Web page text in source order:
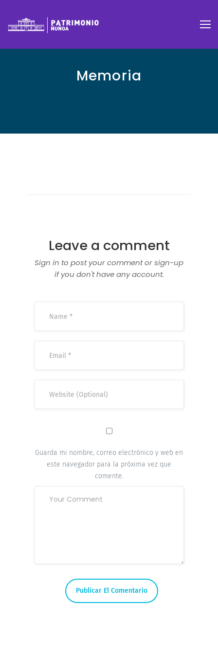
Memoria
Leave a comment
Sign in to post your comment or sign-up
if you don't have any account.
Guarda mi nombre, correo electrónico y web en
este navegador para la próxima vez que
comente.